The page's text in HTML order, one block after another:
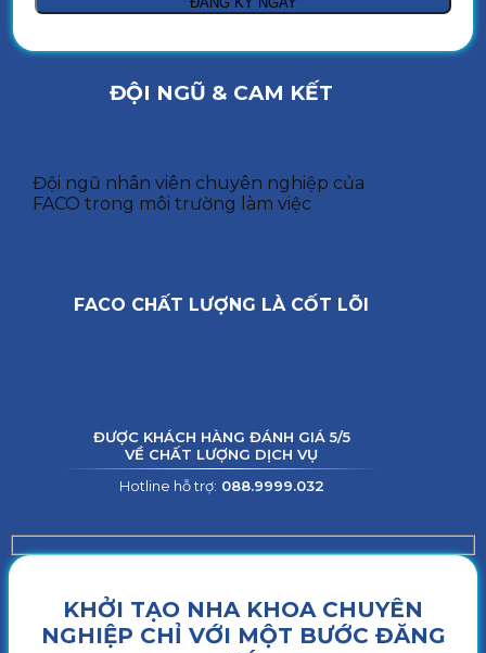
ĐỘI NGŨ & CAM KẾT
Đội ngũ nhân viên chuyên nghiệp của
FACO trong môi trường làm việc
FACO CHẤT LƯỢNG LÀ CỐT LÕI
ĐƯỢC KHÁCH HÀNG ĐÁNH GIÁ 5/5
VỀ CHẤT LƯỢNG DỊCH VỤ
Hotline hỗ trợ: 088.9999.032
KHỞI TẠO NHA KHOA CHUYÊN
NGHIỆP CHỈ VỚI MỘT BƯỚC ĐĂNG